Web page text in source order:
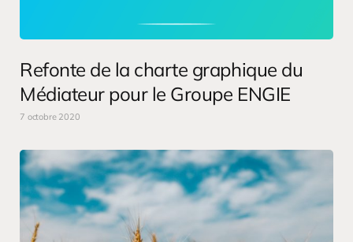
Refonte de la charte graphique du
Médiateur pour le Groupe ENGIE
7 octobre 2020